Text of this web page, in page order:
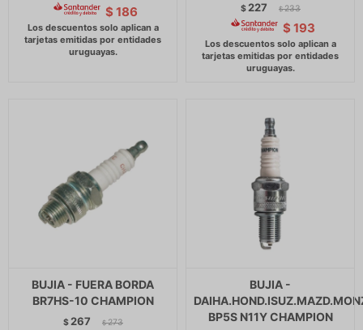
$ 186 $ 227 $ 233
$ 193
BUJIA - FUERA BORDA
BR7HS-10 CHAMPION
$ 267 $ 273
BUJIA -
BP5S N11Y CHAMPION